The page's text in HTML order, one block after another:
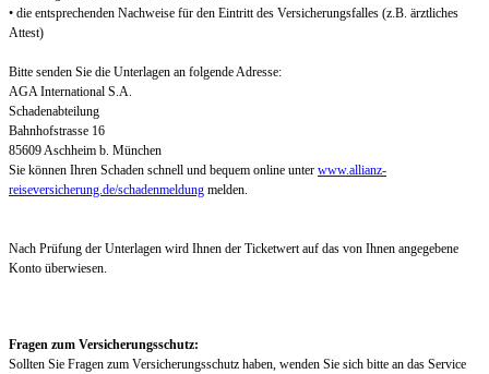
• die entsprechenden Nachweise für den Eintritt des Versicherungsfalles (z.B. ärztliches
Attest)
Bitte senden Sie die Unterlagen an folgende Adresse:
AGA International S.A.
Schadenabteilung
Bahnhofstrasse 16
85609 Aschheim b. München
Sie können Ihren Schaden schnell und bequem online unter www.allianz-
reiseversicherung.de/schadenmeldung melden.
Nach Prüfung der Unterlagen wird Ihnen der Ticketwert auf das von Ihnen angegebene
Konto überwiesen.
Fragen zum Versicherungsschutz:
Sollten Sie Fragen zum Versicherungsschutz haben, wenden Sie sich bitte an das Service